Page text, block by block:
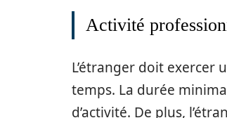
Activité
L’étranger doit exercer
temps. La durée
d’activité. De plus,